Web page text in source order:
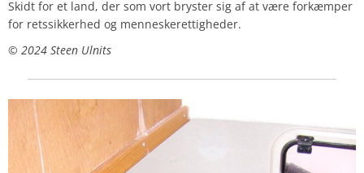
Skidt for et land, der som vort bryster sig af at være forkæmper
for retssikkerhed og menneskerettigheder.
©️ 2024 Steen Ulnits